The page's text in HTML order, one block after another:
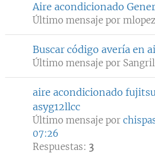
Aire acondicionado
Último mensaje por
Buscar código avería en
Último mensaje por
aire acondicionado
asyg12llcc
Último mensaje por
07:26
Respuestas: 3